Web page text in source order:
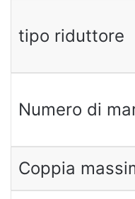
tipo riduttore
Numero di
Coppia